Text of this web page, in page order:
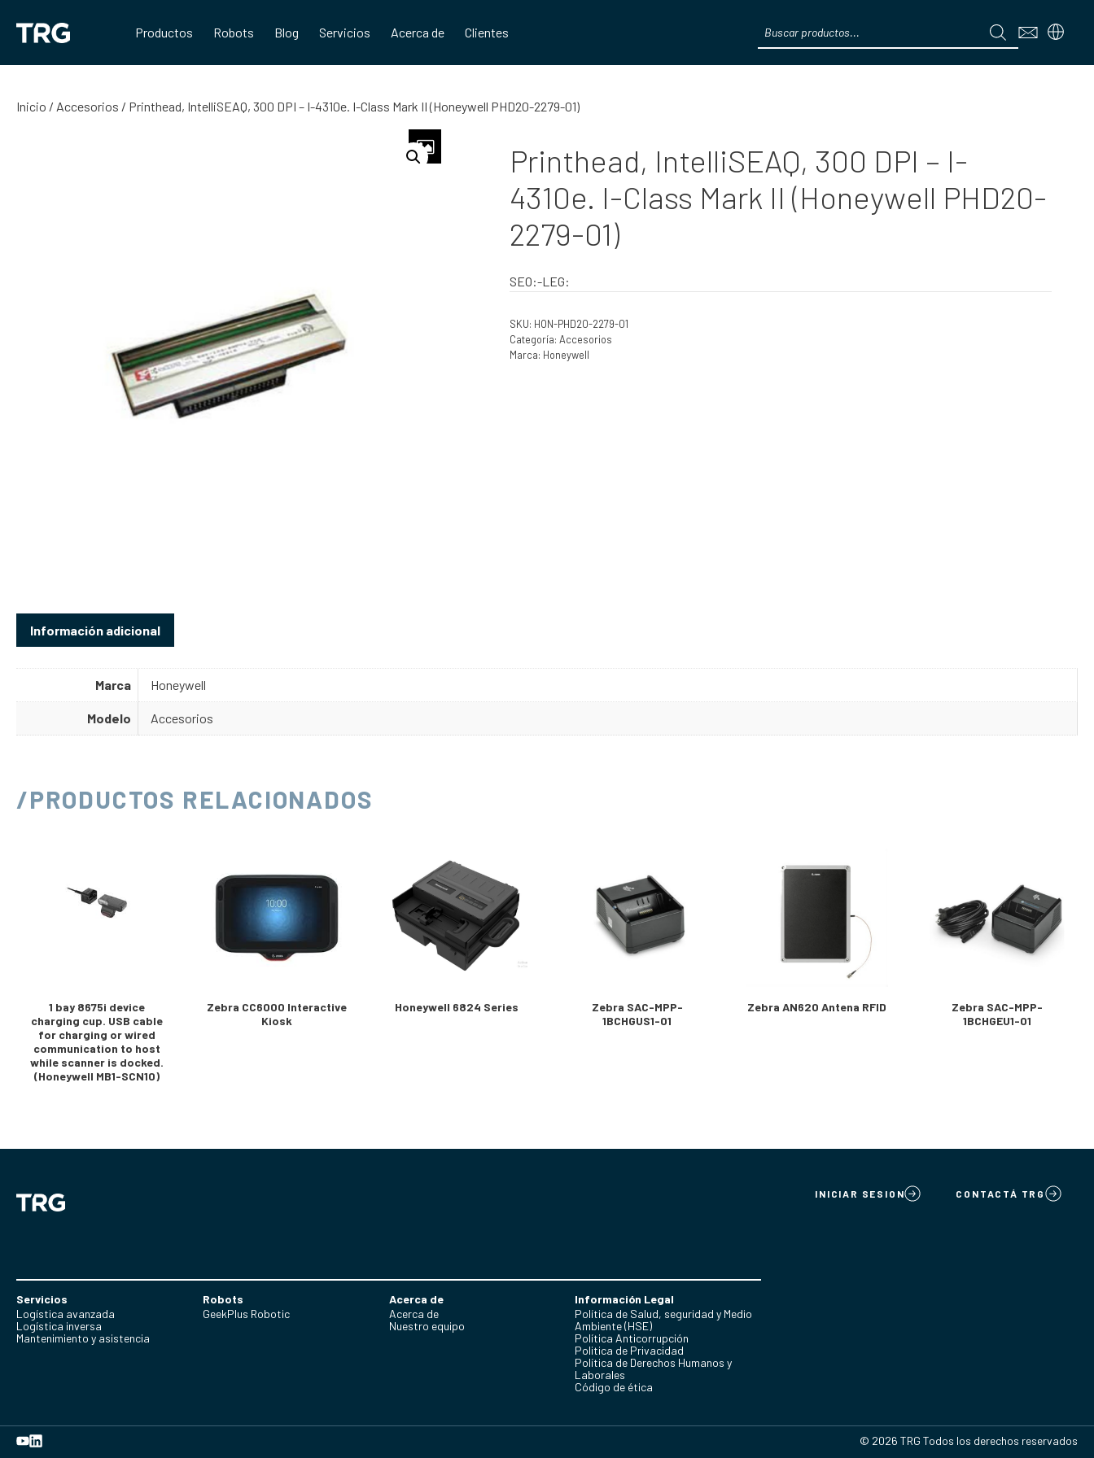
contenido
Productos Robots Blog Servicios Acerca de Clientes
search
Inicio / Accesorios / Printhead, IntelliSEAQ, 300 DPI – I-4310e. I-Class Mark II (Honeywell PHD20-2279-01)
Printhead, IntelliSEAQ, 300 DPI – I-
4310e. I-Class Mark II (Honeywell PHD20-
2279-01)
SEO:-LEG:
SKU: HON-PHD20-2279-01
Categoría: Accesorios
Marca: Honeywell
Información adicional
Marca Honeywell
Modelo Accesorios
/PRODUCTOS RELACIONADOS
1 bay 8675i device
charging cup. USB cable
for charging or wired
communication to host
while scanner is docked.
(Honeywell MB1-SCN10)
Zebra CC6000 Interactive
Kiosk
Honeywell 6824 Series
Zebra SAC-MPP-
1BCHGUS1-01
Zebra AN620 Antena RFID
Zebra SAC-MPP-
1BCHGEU1-01
INICIAR SESION CONTACTÁ TRG
Servicios
Logística avanzada
Logística inversa
Mantenimiento y asistencia
Robots
GeekPlus Robotic
Acerca de
Acerca de
Nuestro equipo
Información Legal
Política de Salud, seguridad y Medio
Ambiente (HSE)
Política Anticorrupción
Politica de Privacidad
Política de Derechos Humanos y
Laborales
Código de ética
© 2026 TRG Todos los derechos reservados